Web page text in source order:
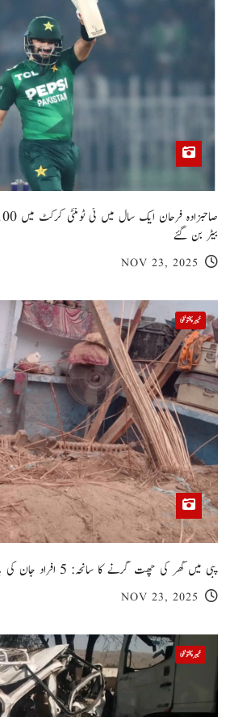
بیٹر بن گئے
NOV 23, 2025
خیبر پختونخوا
پبی میں گھر کی چھت گرنے کا سانحہ: 5 افراد جان کی بازی ہار گئے، 3 زخمی
NOV 23, 2025
خیبر پختونخوا